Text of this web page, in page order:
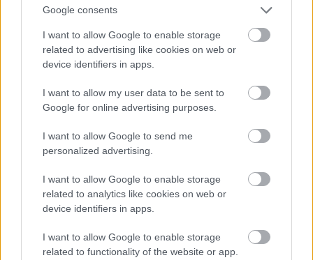
Google consents
I want to allow Google to enable storage
related to advertising like cookies on web or
device identifiers in apps.
I want to allow my user data to be sent to
Google for online advertising purposes.
I want to allow Google to send me
personalized advertising.
I want to allow Google to enable storage
related to analytics like cookies on web or
device identifiers in apps.
I want to allow Google to enable storage
related to functionality of the website or app.
Jön még kép!